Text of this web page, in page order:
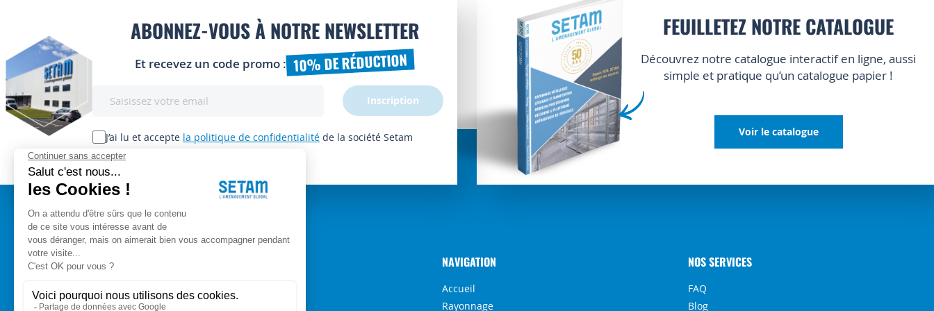
ABONNEZ-VOUS À NOTRE NEWSLETTER
Et recevez un code promo : 10% DE RÉDUCTION
lettre
d’information
:
J’ai lu et accepte la politique de confidentialité de la société Setam
Inscription
FEUILLETEZ NOTRE CATALOGUE
Découvrez notre catalogue interactif en ligne, aussi
simple et pratique qu’un catalogue papier !
Voir le catalogue
Setam Siège Social
153, rue de L'Arve
Qui sommes-nous ?
NAVIGATION
Accueil
Rayonnage
NOS SERVICES
FAQ
Blog